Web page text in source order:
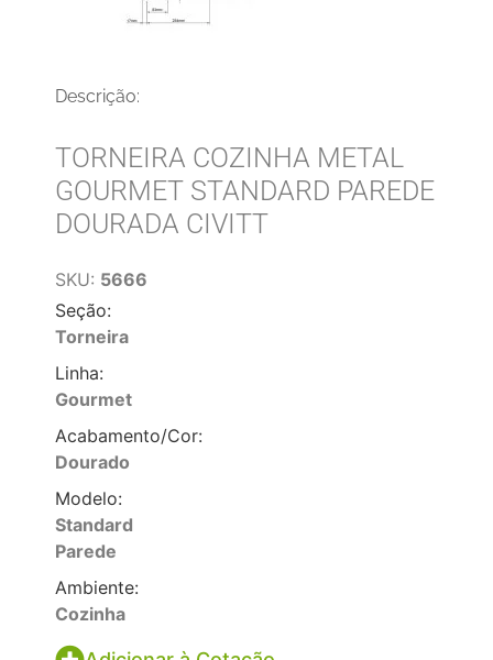
Descrição:
TORNEIRA COZINHA METAL
GOURMET STANDARD PAREDE
DOURADA CIVITT
SKU: 5666
Seção:
Torneira
Linha:
Gourmet
Acabamento/Cor:
Dourado
Modelo:
Standard
Parede
Ambiente:
Cozinha